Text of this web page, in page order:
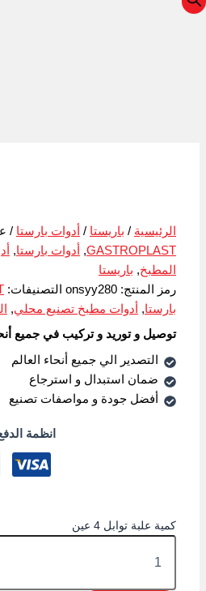
الرئيسية / باريستا / أدوات بارستا /
GASTROPLAST
, أدوات بارستا,
المطبخ, باريستا
رمز المنتج:onsyy280 التصنيفات:
بارستا, أدوات مطبخ تصنيع محلي,
توصيل و توريد و تركيب في جميع
التصدير الي جميع أنحاء العالم
ضمان استبدال و استرجاع
أفضل جودة و مواصفات تصنيع
انظمة
كمية علبة توابل 4 عين